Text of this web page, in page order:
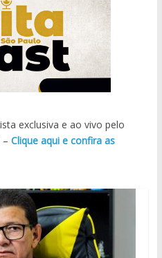
exclusiva e ao vivo pelo
– Clique aqui e confira as